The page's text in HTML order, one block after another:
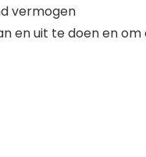
vermogen
en uit te doen en